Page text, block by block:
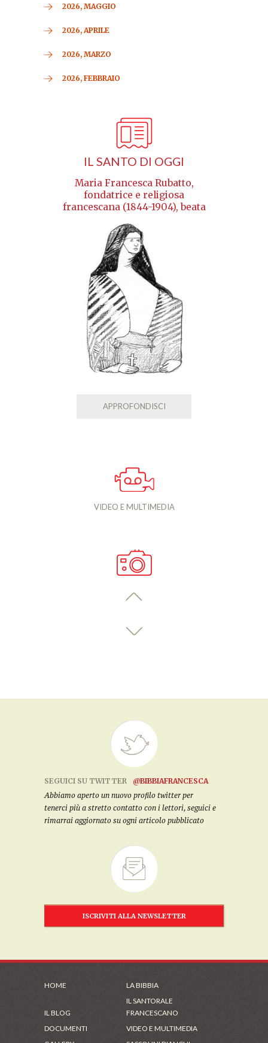
2026, MAGGIO
2026, APRILE
2026, MARZO
2026, FEBBRAIO
IL SANTO DI OGGI
Maria Francesca Rubatto,
fondatrice e religiosa
francescana (1844-1904), beata
APPROFONDISCI
VIDEO E MULTIMEDIA
SEGUICI SU TWITTER
@BIBBIAFRANCESCA
Abbiamo aperto un nuovo profilo twitter per
tenerci più a stretto contatto con i lettori, seguici e
rimarrai aggiornato su ogni articolo pubblicato
ISCRIVITI ALLA NEWSLETTER
HOME LA BIBBIA
IL BLOG
IL SANTORALE
FRANCESCANO
DOCUMENTI
VIDEO E MULTIMEDIA